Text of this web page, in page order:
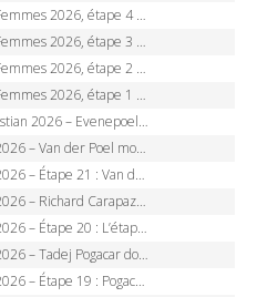
Reusser écrase le chrono, Ferrand-Prévot en crise
Haugset en solitaire, 88 km d’échappée, maillot jaune
Wiebes doublé à Genève, Markus héroïque, 7e record
Wiebes intouchable à Lausanne, premier maillot jaune
recordman, 4e victoire, Carapaz battu au sprint
à Paris, Pogacar égale le record des cinq sacres
qui succédera à Wout van Aert sur les Champs-Elysées ?
Alpes, doublé et maillot à pois, Seixas perd le podium
Galibier, Sarenne, Alpe d’Huez, qui succédera à Pogacar ?
l’Alpe d’Huez, 5e victoire, record de Pantani pulvérisé
peut-il enfin dompter l’Alpe d’Huez ?